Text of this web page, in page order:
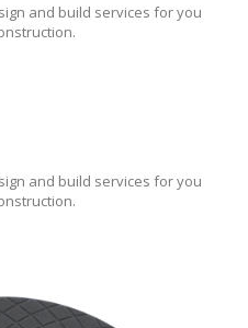
and build services for you
and build services for you